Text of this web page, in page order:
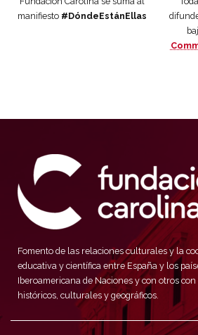
manifiesto #DóndeEstánEllas
Fomento de las relaciones culturales y la
educativa y científica entre España y los
Iberoamericana de Naciones y con otros
históricos, culturales y geográficos.